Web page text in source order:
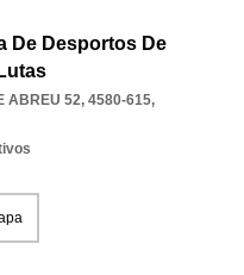
De Desportos De
ABREU 52, 4580-615,